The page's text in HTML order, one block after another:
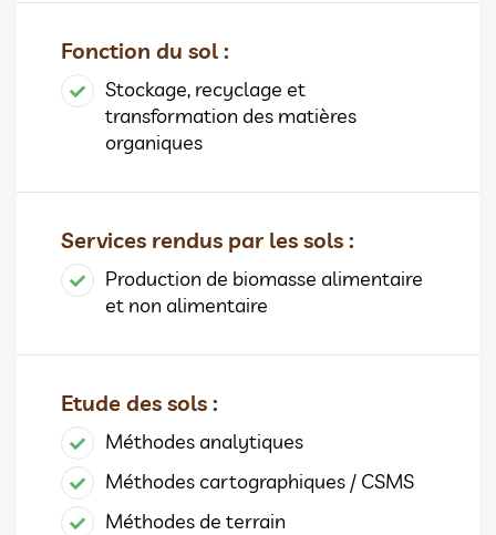
Fonction du sol :
Stockage, recyclage et
transformation des matières
organiques
Services rendus par les sols :
Production de biomasse alimentaire
et non alimentaire
Etude des sols :
Méthodes analytiques
Méthodes cartographiques / CSMS
Méthodes de terrain